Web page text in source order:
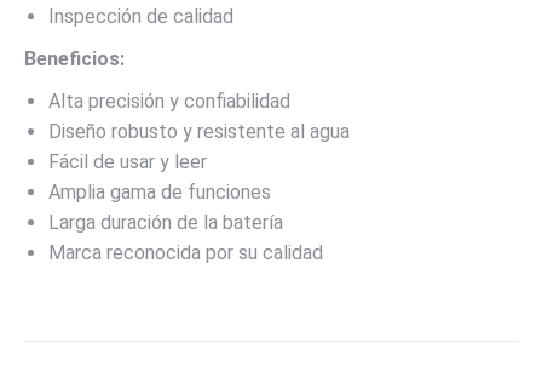
Inspección de calidad
Beneficios:
Alta precisión y confiabilidad
Diseño robusto y resistente al agua
Fácil de usar y leer
Amplia gama de funciones
Larga duración de la batería
Marca reconocida por su calidad